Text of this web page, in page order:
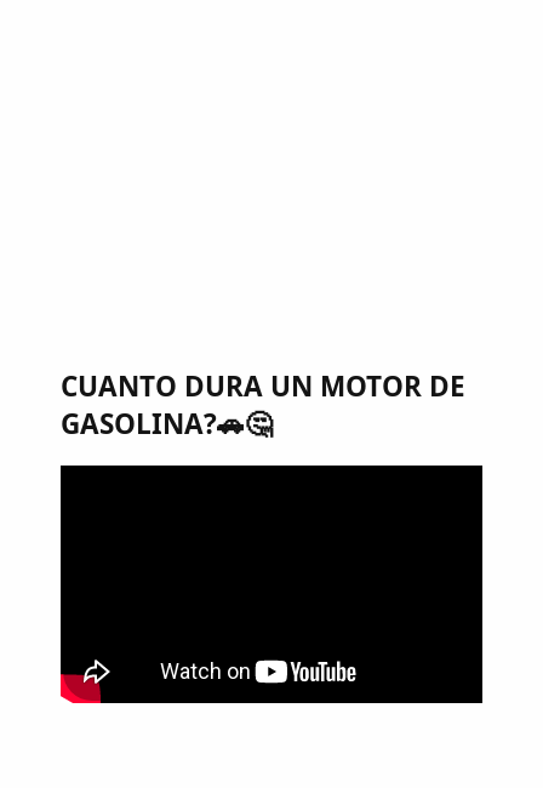
CUANTO DURA UN MOTOR DE
GASOLINA?🚗🤔